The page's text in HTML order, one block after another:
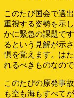
このたび国会で選
重視する姿勢を示
かに緊急の課題で
るという見解が示
惧を覚えます。は
れるべきものなので
このたびの原発事
も空も海もすべて